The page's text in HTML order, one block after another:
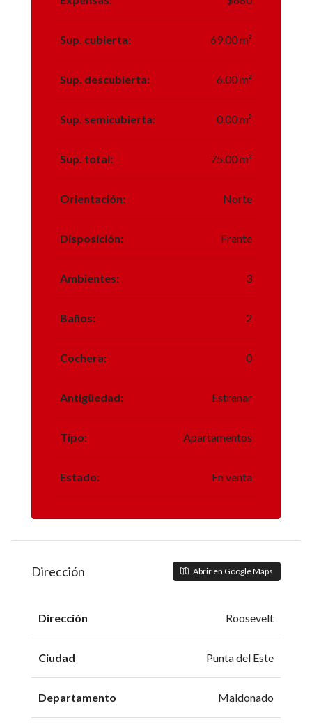
Sup. cubierta: 69.00 m²
Sup. descubierta: 6.00 m²
Sup. semicubierta: 0.00 m²
Sup. total: 75.00 m²
Orientación: Norte
Disposición: Frente
Ambientes: 3
Baños: 2
Cochera: 0
Antigüedad: Estrenar
Tipo: Apartamentos
Estado: En venta
Dirección Abrir en Google Maps
Dirección Roosevelt
Ciudad Punta del Este
Departamento Maldonado